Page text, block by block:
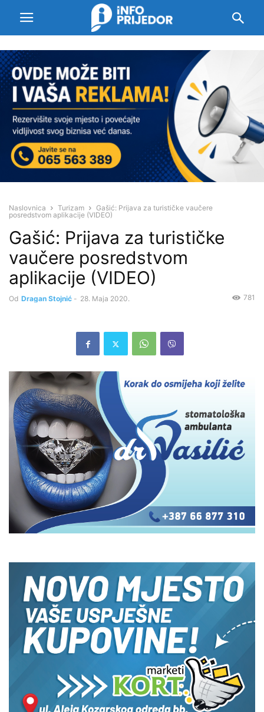
Naslovnica Turizam
Gašić: Prijava za turističke vaučere
posredstvom aplikacije (VIDEO)
Gašić: Prijava za turističke
vaučere posredstvom
aplikacije (VIDEO)
Od Dragan Stojnić - 28. Maja 2020. 781